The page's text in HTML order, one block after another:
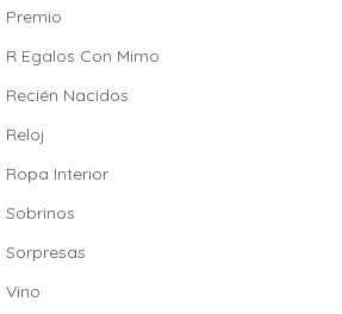
Premio
R Egalos Con Mimo
Recién Nacidos
Reloj
Ropa Interior
Sobrinos
Sorpresas
Vino